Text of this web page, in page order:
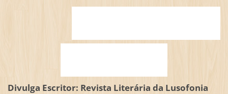
Divulga Escritor: Revista Literária da Lusofonia